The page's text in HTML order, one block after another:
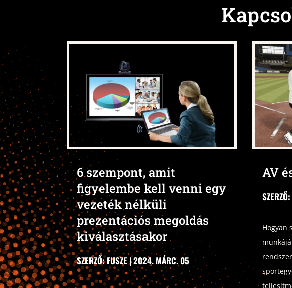
6 szempont, amit
figyelembe kell venni egy
vezeték nélküli
prezentációs megoldás
kiválasztásakor
SZERZŐ:FUSZE|2024. MÁRC. 05
AV
SZERZŐ:
Hogyan